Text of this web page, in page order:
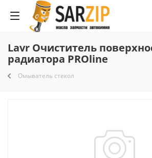
Lavr Очиститель
радиатора PROline
Омыватель стекол